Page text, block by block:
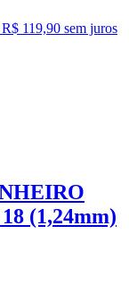
R$ 119,90 sem juros
(1,24mm)